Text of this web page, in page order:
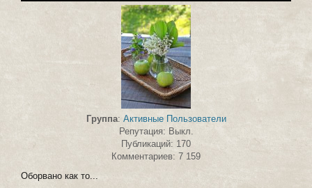
Группа: Активные Пользователи
Репутация: Выкл.
Публикаций: 170
Комментариев: 7 159
Оборвано как то...